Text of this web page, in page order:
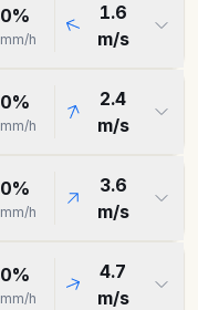
0%
mm/h
1.6
m/s
0%
mm/h
2.4
m/s
0%
mm/h
3.6
m/s
0%
mm/h
4.7
m/s